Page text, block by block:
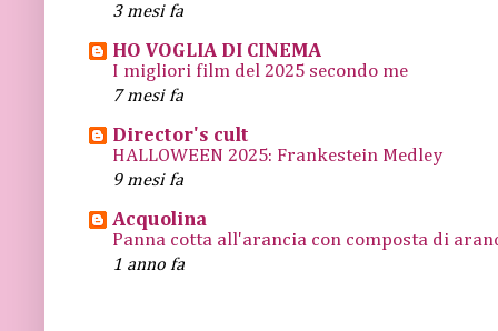
3 mesi fa
HO VOGLIA DI CINEMA
I migliori film del 2025 secondo me
7 mesi fa
Director's cult
HALLOWEEN 2025: Frankestein Medley
9 mesi fa
Acquolina
Panna cotta all'arancia con composta di
1 anno fa